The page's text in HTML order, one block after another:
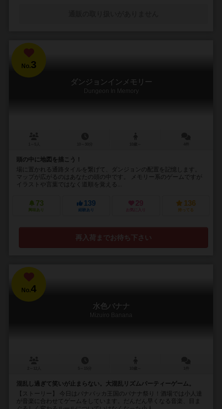
No.3
ダンジョンインメモリー
Dungeon In Memory
頭の中に地図を描こう！
場に置かれる通路タイルを繋げて、ダンジョンの配置を記憶します。
マップが広がるのはあなたの頭の中です。 メモリー系のゲームですが
イラストや言葉ではなく道順を覚える...
73
興味あり
139
経験あり
29
お気に入り
136
持ってる
再入荷までお待ち下さい
No.4
水色バナナ
Mizuiro Banana
混乱し過ぎて笑いが止まらない。大混乱リズムパーティーゲーム。
【ストーリー】 今日はバナバッカ王国のバナナ祭り！酒場では小人達
が音楽に合わせてゲームをしています。だんだん早くなる音楽、目ま